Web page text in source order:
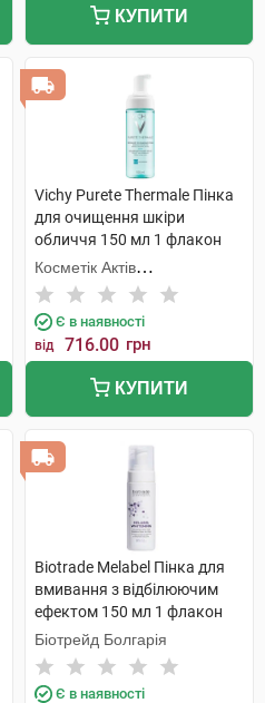
КУПИТИ
Vichy Purete Thermale Пінка
для очищення шкіри
обличчя 150 мл 1 флакон
Косметік Актів
Інтернаціональ
Є в наявності
від 716.00 грн
КУПИТИ
Biotrade Melabel Пінка для
вмивання з відбілюючим
ефектом 150 мл 1 флакон
Біотрейд Болгарія
Є в наявності